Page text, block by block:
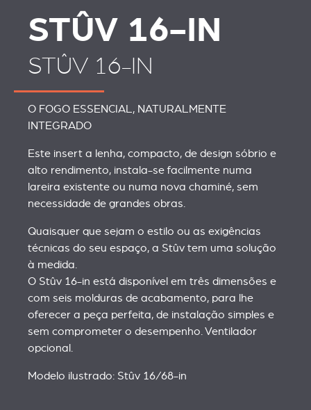
STÛV 16-IN
STÛV 16-IN
O FOGO ESSENCIAL, NATURALMENTE
INTEGRADO
Este insert a lenha, compacto, de design sóbrio e
alto rendimento, instala-se facilmente numa
lareira existente ou numa nova chaminé, sem
necessidade de grandes obras.
Quaisquer que sejam o estilo ou as exigências
técnicas do seu espaço, a Stûv tem uma solução
à medida.
O Stûv 16-in está disponível em três dimensões e
com seis molduras de acabamento, para lhe
oferecer a peça perfeita, de instalação simples e
sem comprometer o desempenho. Ventilador
opcional.
Modelo ilustrado: Stûv 16/68-in